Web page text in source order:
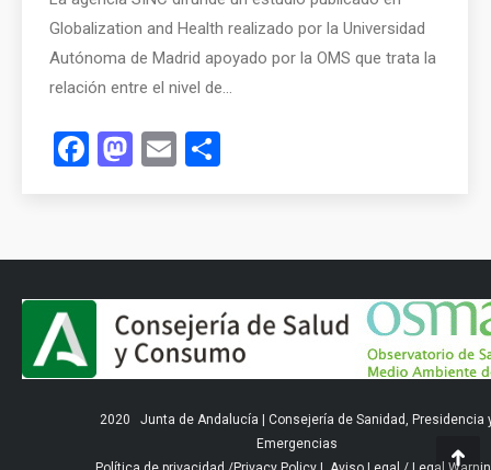
Globalization and Health realizado por la Universidad
Autónoma de Madrid apoyado por la OMS que trata la
relación entre el nivel de…
Facebook
Mastodon
Email
2020 Junta de Andalucía
Consejería de Sanidad, Presidencia
Emergencias